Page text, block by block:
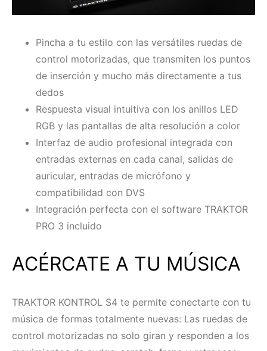
Pincha a tu estilo con las versátiles ruedas de
control motorizadas, que transmiten los puntos
de inserción y mucho más directamente a tus
dedos
Respuesta visual intuitiva con los anillos LED
RGB y las pantallas de alta resolución a color
Interfaz de audio profesional integrada con
entradas externas en cada canal, salidas de
auricular, entradas de micrófono y
compatibilidad con DVS
Integración perfecta con el software TRAKTOR
PRO 3 incluido
ACÉRCATE A TU MÚSICA
TRAKTOR KONTROL S4 te permite conectarte con tu
música de formas totalmente nuevas: Las ruedas de
control motorizadas no solo giran y responden a los